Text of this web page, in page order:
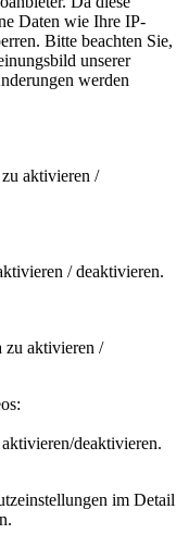
Daten wie Ihre IP-
Bitte beachten Sie,
unserer
werden
aktivieren /
/ deaktivieren.
zu aktivieren /
deaktivieren.
im Detail